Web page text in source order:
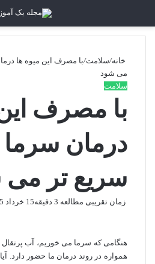
خانه/سلامت/با مصرف این میوه ها
می شود
سلامت
با مصرف
درمان
سریع‌ تر
15 خرداد 1405 زمان تقریبی مطالعه 3 دقیقه
هنگامی که سرما می‌ خوریم، آب
همواره در روند درمان ما حضور دارد.